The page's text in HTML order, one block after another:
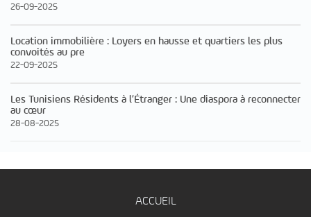
26-09-2025
Location immobilière : Loyers en hausse et quartiers les plus
convoités au pre
22-09-2025
Les Tunisiens Résidents à l’Étranger : Une diaspora à reconnecter
au cœur
28-08-2025
ACCUEIL